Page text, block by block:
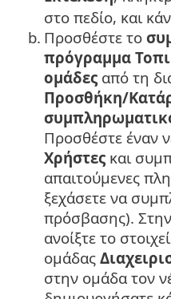
στο πεδίο, και
b. Προσθέστε το
πρόγραμμα
ομάδες από τη
Προσθήκη/
Προσθέστε έναν
Χρήστες και
απαιτούμενες
ξεχάσετε να
πρόσβασης).
ανοίξτε το
ομάδας
στην ομάδα τον